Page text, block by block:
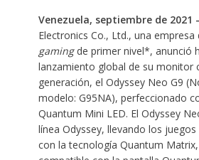
Venezuela, septiembre de 2021
Electronics Co., Ltd., una
gamingde primer nivel*, anunció
lanzamiento global de su monitor
generación, el Odyssey Neo G9
modelo: G95NA), perfeccionado
Quantum Mini LED. El Odyssey
línea Odyssey, llevando los
con la tecnología Quantum